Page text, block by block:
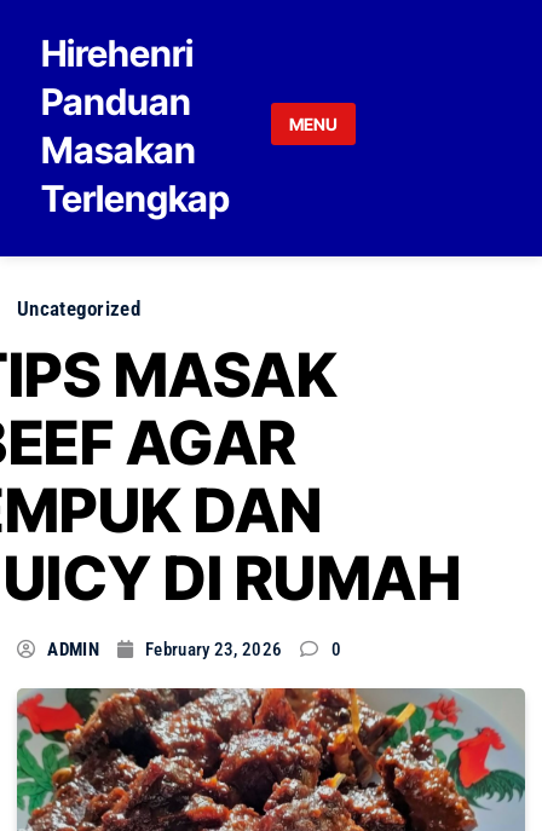
Hirehenri
Panduan
Masakan
Terlengkap
MENU
Uncategorized
MASAK
AGAR
DAN
DI RUMAH
ADMIN February 23, 2026 0